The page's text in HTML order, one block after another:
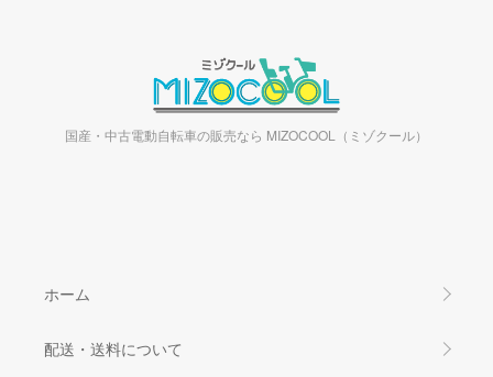
国産・中古電動自転車の販売なら MIZOCOOL（ミゾクール）
ホーム
配送・送料について